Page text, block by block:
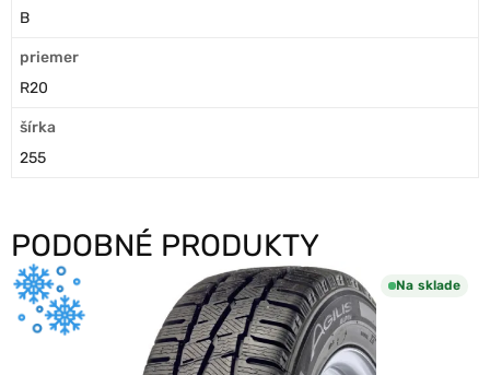
B
priemer
R20
šírka
255
PODOBNÉ PRODUKTY
Na sklade